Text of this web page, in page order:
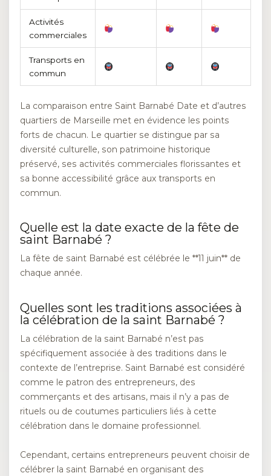
Activités
commerciales
Transports en
commun
La comparaison entre Saint Barnabé Date et d’autres
quartiers de Marseille met en évidence les points
forts de chacun. Le quartier se distingue par sa
diversité culturelle, son patrimoine historique
préservé, ses activités commerciales florissantes et
sa bonne accessibilité grâce aux transports en
commun.
Quelle est la date exacte de la fête de
saint Barnabé ?
La fête de saint Barnabé est célébrée le **11 juin** de
chaque année.
Quelles sont les traditions associées à
la célébration de la saint Barnabé ?
La célébration de la saint Barnabé n’est pas
spécifiquement associée à des traditions dans le
contexte de l’entreprise. Saint Barnabé est considéré
comme le patron des entrepreneurs, des
commerçants et des artisans, mais il n’y a pas de
rituels ou de coutumes particuliers liés à cette
célébration dans le domaine professionnel.
Cependant, certains entrepreneurs peuvent choisir de
célébrer la saint Barnabé en organisant des